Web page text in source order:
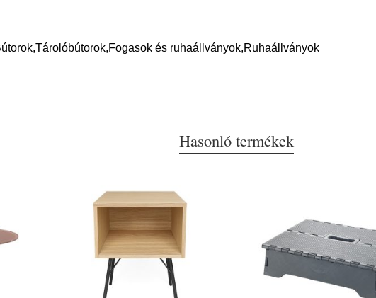
és ruhaállványok,Ruhaállványok
Hasonló termékek